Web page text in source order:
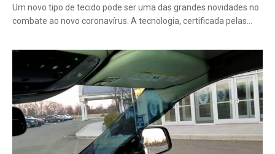
Um novo tipo de tecido pode ser uma das grandes novidades no
combate ao novo coronavírus. A tecnologia, certificada pelas…